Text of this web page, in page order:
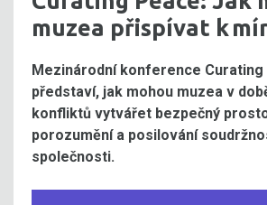
muzea přispívat k
Mezinárodní konference Curating
představí, jak mohou muzea v
konfliktů vytvářet bezpečný
porozumění a posilování
společnosti.